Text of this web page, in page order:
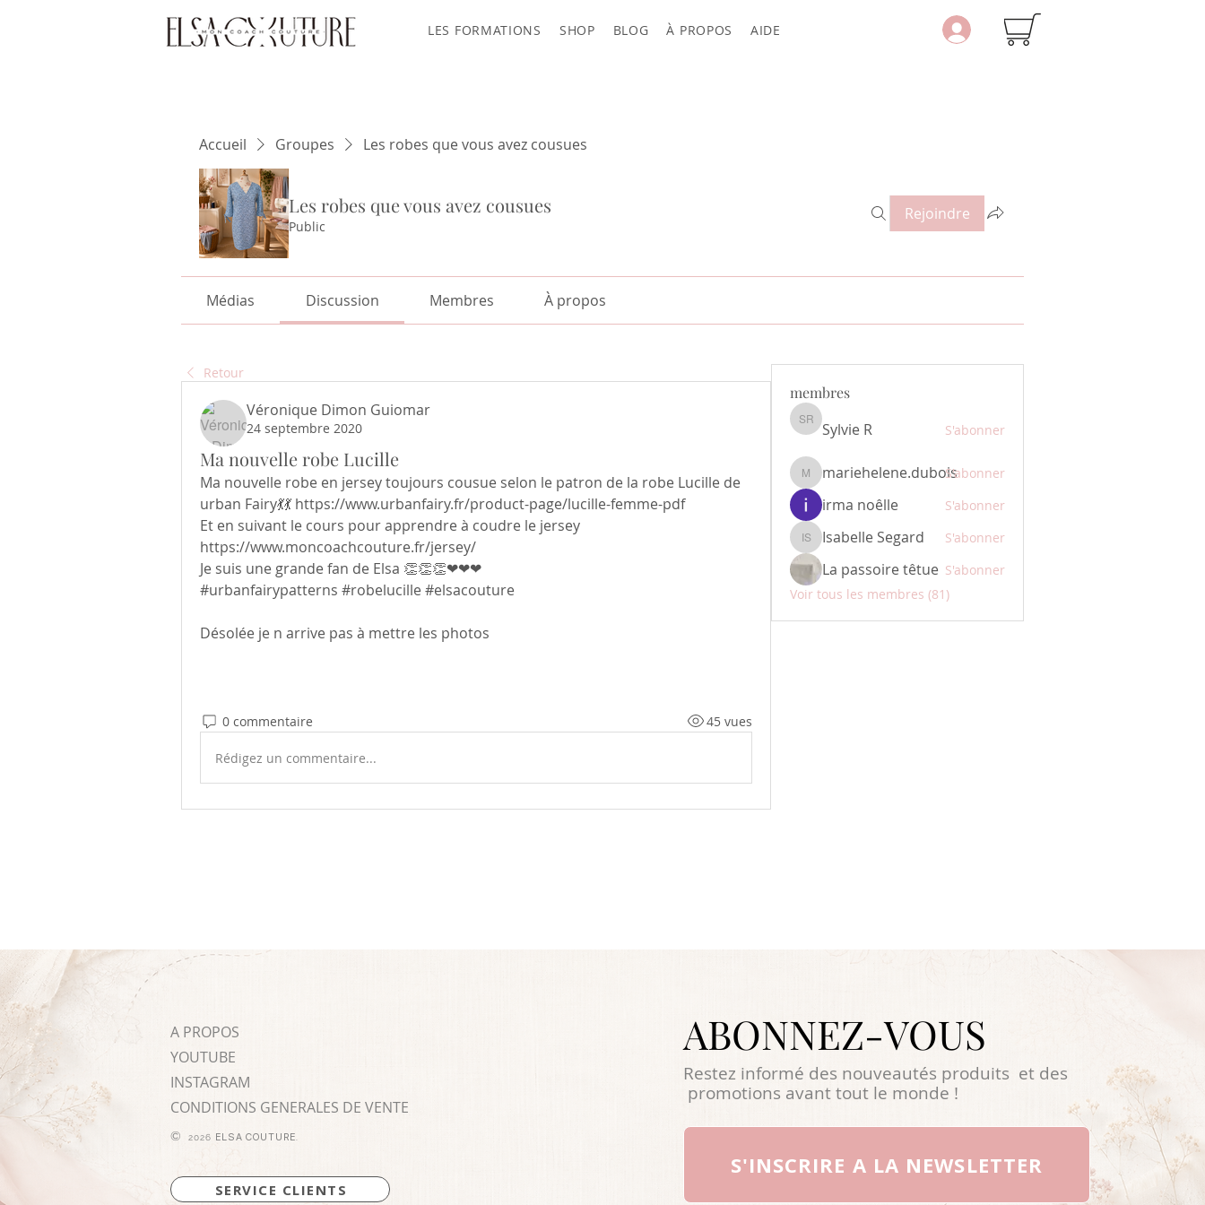
LES FORMATIONS SHOP BLOG À PROPOS AIDE
Accueil Groupes Les robes que vous avez cousues
Les robes que vous avez cousues
Public
Rejoindre
Médias Discussion Membres À propos
Retour
Véronique Dimon Guiomar
24 septembre 2020
Ma nouvelle robe Lucille
Ma nouvelle robe en jersey toujours cousue selon le patron de la robe Lucille de
urban Fairy💃💃 https://www.urbanfairy.fr/product-page/lucille-femme-pdf
Et en suivant le cours pour apprendre à coudre le jersey
https://www.moncoachcouture.fr/jersey/
Je suis une grande fan de Elsa 👏👏👏❤❤❤
#urbanfairypatterns #robelucille #elsacouture
Désolée je n arrive pas à mettre les photos
0 commentaire 45 vues
Rédigez un commentaire...
membres
Sylvie RSylvie R S'abonner
mariehelene.dubois
mariehelene.duboisS'abonner
irma noêlle S'abonner
Isabelle Segard
Isabelle Segard S'abonner
La passoire têtue S'abonner
Voir tous les membres (81)
SERVICE CLIENTS
A PROPOS
YOUTUBE
INSTAGRAM
CONDITIONS GENERALES DE VENTE
© 2026 ELSA COUTURE
ABONNEZ-VOUS
Restez informé des nouveautés produits et des
promotions avant tout le monde !
S'INSCRIRE A LA NEWSLETTER